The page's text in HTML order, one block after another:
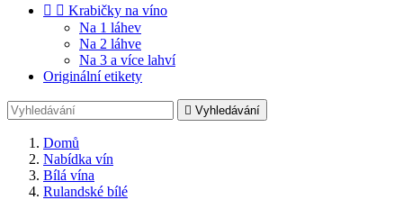
  Krabičky na víno
Na 1 láhev
Na 2 láhve
Na 3 a více lahví
Originální etikety
 Vyhledávání
Domů
Nabídka vín
Bílá vína
Rulandské bílé